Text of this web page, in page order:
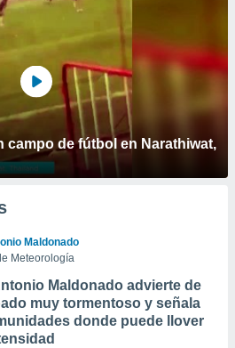
campo de fútbol en Narathiwat,
Maldonado
Meteorología
Maldonado advierte de
muy tormentoso y señala
donde puede llover